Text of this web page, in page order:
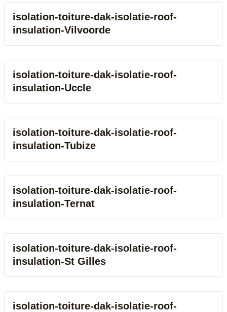
isolation-toiture-dak-isolatie-roof-
insulation-Vilvoorde
isolation-toiture-dak-isolatie-roof-
insulation-Uccle
isolation-toiture-dak-isolatie-roof-
insulation-Tubize
isolation-toiture-dak-isolatie-roof-
insulation-Ternat
isolation-toiture-dak-isolatie-roof-
insulation-St Gilles
isolation-toiture-dak-isolatie-roof-